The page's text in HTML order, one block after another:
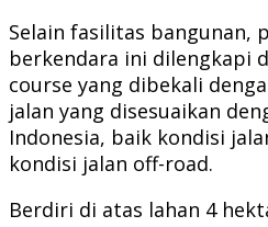
Selain fasilitas bangunan,
berkendara ini dilengkapi
course yang dibekali
jalan yang disesuaikan
Indonesia, baik kondisi
kondisi jalan off-road.
Berdiri di atas lahan 4